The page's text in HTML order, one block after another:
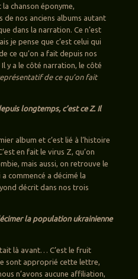
la chanson éponyme,
de nos anciens albums autant
dans la narration. Ce n’est
je pense que c’est celui qui
ce qu’on a fait depuis nos
y a le côté narration, le côté
de ce qu’on fait
longtemps, c’est ce Z. Il
album et c’est lié à l’histoire
en fait le virus Z, qu’on
mais aussi, on retrouve le
commencé a décimé la
décrit dans nos trois
la population ukrainienne
là avant… C’est le fruit
sont approprié cette lettre,
n’avons aucune affiliation,